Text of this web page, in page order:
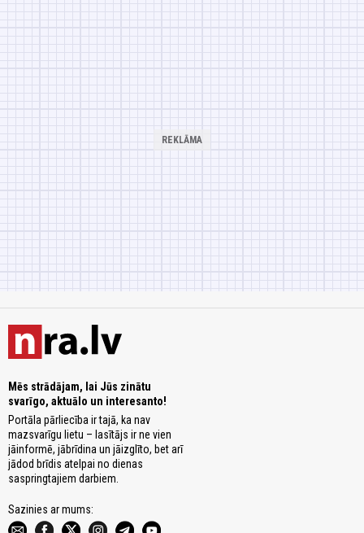
Mēs strādājam, lai Jūs zinātu
svarīgo, aktuālo un interesanto!
Portāla pārliecība ir tajā, ka nav
mazsvarīgu lietu – lasītājs ir ne vien
jāinformē, jābrīdina un jāizglīto, bet arī
jādod brīdis atelpai no dienas
saspringtajiem darbiem.
Sazinies ar mums: